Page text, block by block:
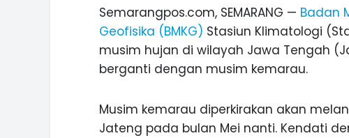
Semarangpos.com, SEMARANG — Badan
Geofisika (BMKG) Stasiun Klimatologi
musim hujan di wilayah Jawa Tengah
berganti dengan musim kemarau.
Musim kemarau diperkirakan akan
Jateng pada bulan Mei nanti. Kendati